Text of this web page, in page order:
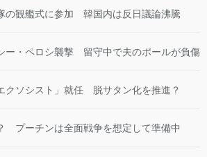
の観艦式に参加 韓国内は反日議論沸騰
ー・ペロシ襲撃 留守中で夫のポールが負傷
クソシスト」就任 脱サタン化を推進？
プーチンは全面戦争を想定して準備中